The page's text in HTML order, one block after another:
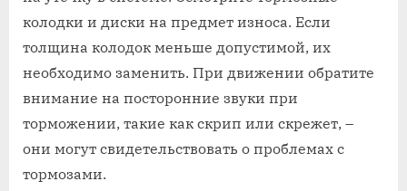
колодки и диски на предмет износа. Если
толщина колодок меньше допустимой, их
необходимо заменить. При движении обратите
внимание на посторонние звуки при
торможении, такие как скрип или скрежет, –
они могут свидетельствовать о проблемах с
тормозами.